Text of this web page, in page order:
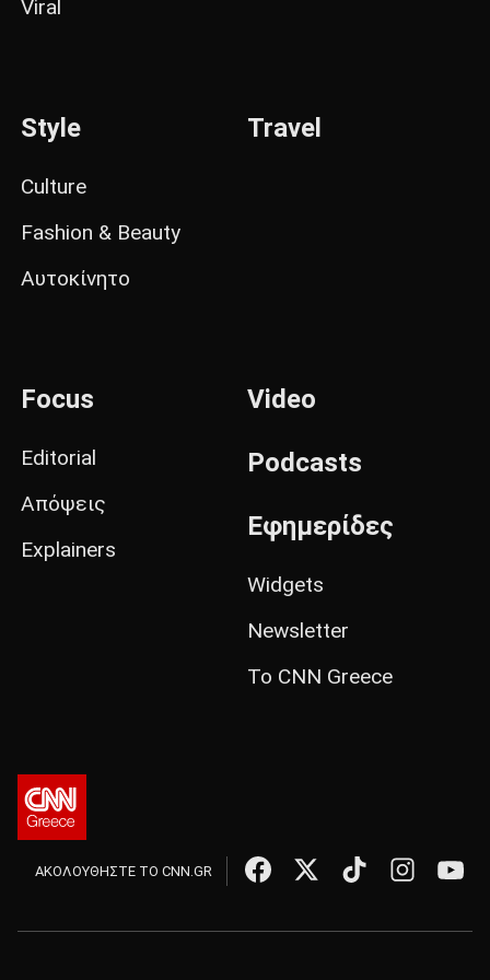
Viral
Style
Culture
Fashion & Beauty
Αυτοκίνητο
Travel
Focus
Editorial
Απόψεις
Explainers
Video
Podcasts
Εφημερίδες
Widgets
Newsletter
Το CNN Greece
ΑΚΟΛΟΥΘΗΣΤΕ ΤΟ CNN.GR